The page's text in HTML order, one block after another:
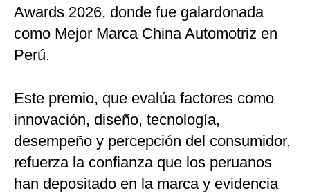
Awards 2026, donde fue galardonada
como Mejor Marca China Automotriz en
Perú.
Este premio, que evalúa factores como
innovación, diseño, tecnología,
desempeño y percepción del consumidor,
refuerza la confianza que los peruanos
han depositado en la marca y evidencia